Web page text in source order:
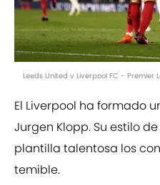
Leeds United v Liverpool FC -
El Liverpool ha formado
Jurgen Klopp. Su estilo
plantilla talentosa los
temible.